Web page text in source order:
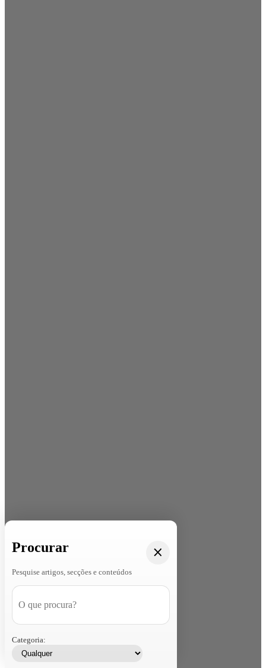
Procurar
Pesquise artigos, secções e conteúdos
Categoria: